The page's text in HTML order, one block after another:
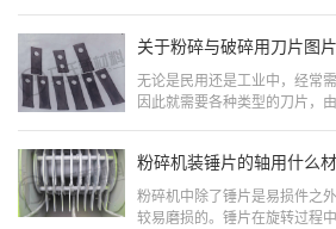
关于粉碎与破碎用刀片图
无论是民用还是工业中，经常
因此就需要各种类型的刀片，
粉碎机装锤片的轴用什么材
粉碎机中除了锤片是易损件之
较易磨损的。锤片在旋转过程